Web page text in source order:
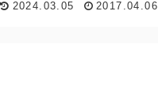
2024.03.05 2017.04.06